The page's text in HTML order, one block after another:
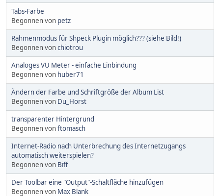
Tabs-Farbe
Begonnen von petz
Rahmenmodus für Shpeck Plugin möglich??? (siehe Bild!)
Begonnen vonchiotrou
Analoges VU Meter - einfache Einbindung
Begonnen von huber71
Ändern der Farbe und Schriftgröße der Album List
Begonnen von Du_Horst
transparenter Hintergrund
Begonnen vonftomasch
Internet-Radio nach Unterbrechung des Internetzugangs
automatisch weiterspielen?
Begonnen von Biff
Der Toolbar eine "Output"-Schaltfläche hinzufügen
Begonnen von Max Blank